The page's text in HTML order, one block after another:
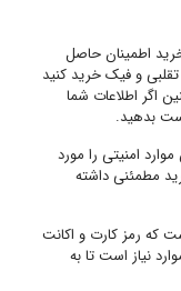
اطمینان حاصل
و فیک خرید کنید
اگر اطلاعات شما
بدهید.
امنیتی را مورد
مطمئنی داشته
که رمز کارت و اکانت
نیاز است تا به